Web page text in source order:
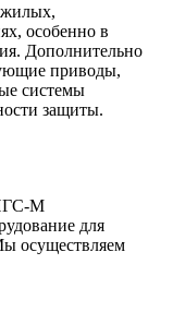
особенно в
Дополнительно
приводы,
системы
защиты.
М
для
осуществляем